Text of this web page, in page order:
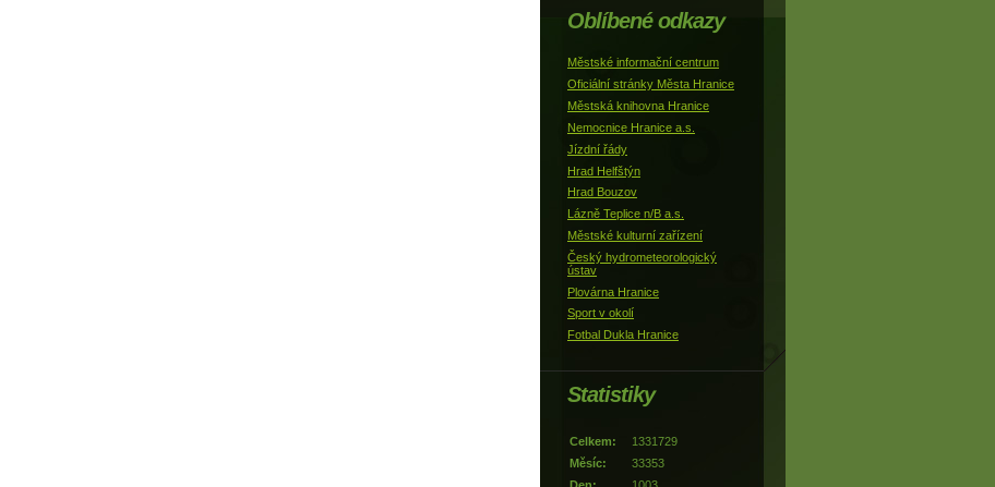
Oblíbené odkazy
Městské informační centrum
Oficiální stránky Města Hranice
Městská knihovna Hranice
Nemocnice Hranice a.s.
Jízdní řády
Hrad Helfštýn
Hrad Bouzov
Lázně Teplice n/B a.s.
Městské kulturní zařízení
Český hydrometeorologický
ústav
Plovárna Hranice
Sport v okolí
Fotbal Dukla Hranice
Statistiky
Celkem:
1331729
Měsíc:
33353